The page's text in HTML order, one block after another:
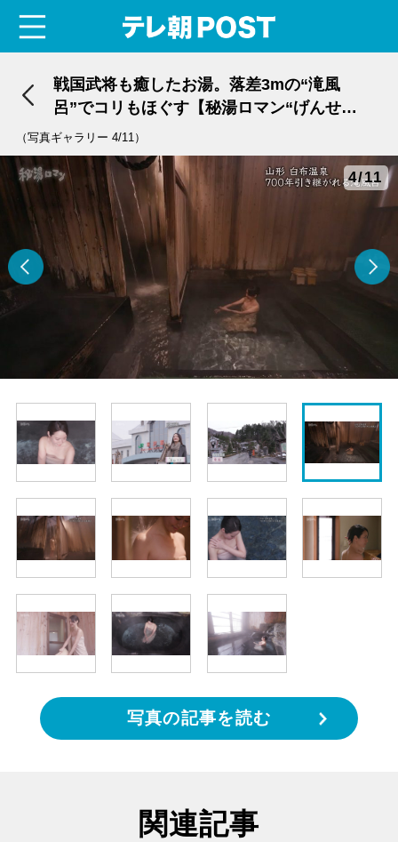
戦国武将も癒したお湯。落差3mの“滝風
呂”でコリもほぐす【秘湯ロマン“げんせ
ん”紹介】
（写真ギャラリー 4/11）
4/11
写真の記事を読む
関連記事